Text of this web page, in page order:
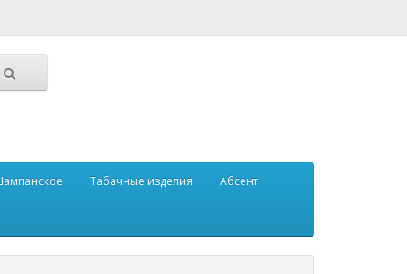
Табачные изделия Абсент